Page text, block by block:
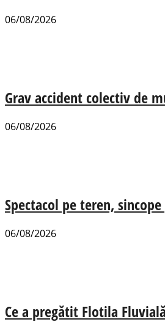
06/08/2026
Grav accident colectiv de
06/08/2026
Spectacol pe teren,
06/08/2026
Ce a pregătit Flotila